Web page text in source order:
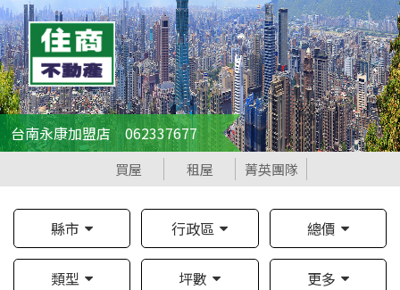
台南永康加盟店 062337677
買屋 租屋 菁英團隊
縣市 行政區 總價
類型 坪數 更多